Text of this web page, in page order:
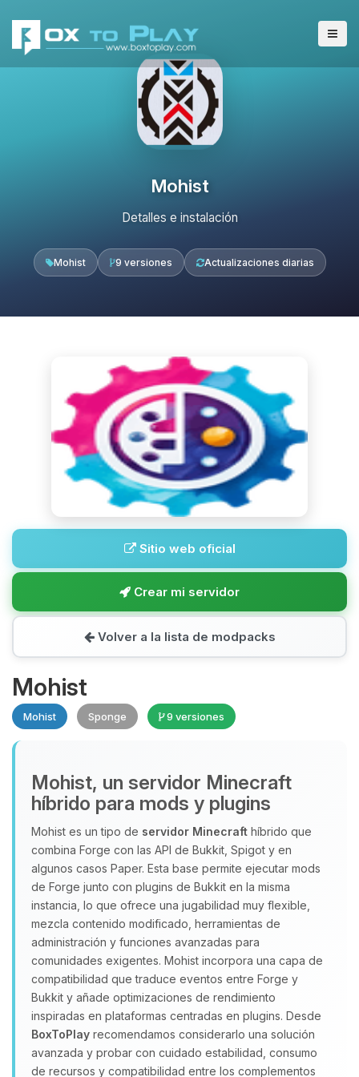
Mohist
Detalles e instalación
Mohist 9 versiones Actualizaciones diarias
Sitio web oficial
Crear mi servidor
Volver a la lista de modpacks
Mohist
Mohist Sponge 9 versiones
Mohist, un servidor Minecraft
híbrido para mods y plugins
Mohist es un tipo de servidor Minecraft híbrido que
combina Forge con las API de Bukkit, Spigot y en
algunos casos Paper. Esta base permite ejecutar mods
de Forge junto con plugins de Bukkit en la misma
instancia, lo que ofrece una jugabilidad muy flexible,
mezcla contenido modificado, herramientas de
administración y funciones avanzadas para
comunidades exigentes. Mohist incorpora una capa de
compatibilidad que traduce eventos entre Forge y
Bukkit y añade optimizaciones de rendimiento
inspiradas en plataformas centradas en plugins. Desde
BoxToPlay recomendamos considerarlo una solución
avanzada y probar con cuidado estabilidad, consumo
de recursos y compatibilidad entre los complementos
Yupi, por fin alguien con quien
hablar! Soy Choupy, tu pequeno
asistente de BoxToPlay. Cuentame
que necesitas y moveré mis
pequenos circuitos para ayudarte.
10/08/2026 04:18